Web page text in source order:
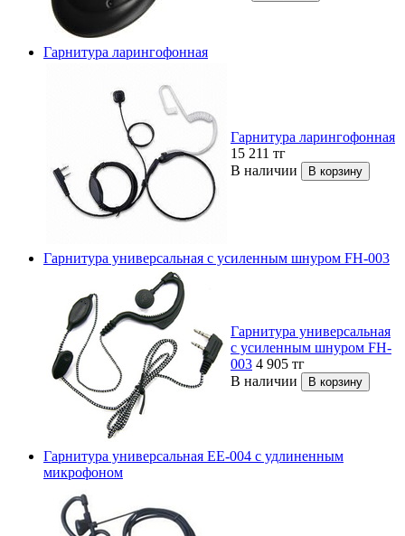
Гарнитура ларингофонная
Гарнитура ларингофонная
15 211 тг
В наличии
Гарнитура универсальная с усиленным шнуром FH-003
Гарнитура универсальная
с усиленным шнуром FH-
003 4 905 тг
В наличии
Гарнитура универсальная EE-004 с удлиненным
микрофоном